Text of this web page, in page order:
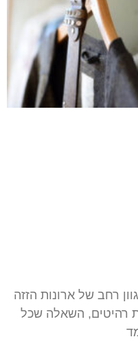
רחב של ארונות הזזה
רהיטים, השאלה שכל